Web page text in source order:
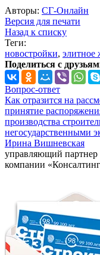
Авторы: СГ-Онлайн
Версия для печати
Назад к списку
Теги:
новостройки, элитное
Поделиться с
Вопрос-ответ
Как отразится на
принятие
производства
негосударственными
Ирина Вишневская
управляющий партнер
компании